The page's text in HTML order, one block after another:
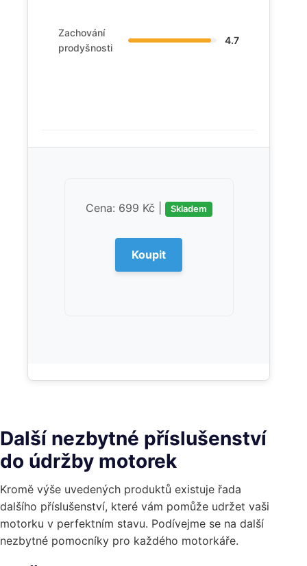
Zachování
prodyšnosti
4.7
Cena: 699 Kč | Skladem
Koupit
Další nezbytné příslušenství
do údržby motorek
Kromě výše uvedených produktů existuje řada
dalšího příslušenství, které vám pomůže udržet vaši
motorku v perfektním stavu. Podívejme se na další
nezbytné pomocníky pro každého motorkáře.